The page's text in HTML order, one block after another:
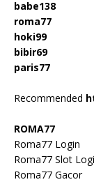
babe138
roma77
hoki99
bibir69
paris77
Recommended
ROMA77
Roma77 Login
Roma77 Slot
Roma77 Gacor